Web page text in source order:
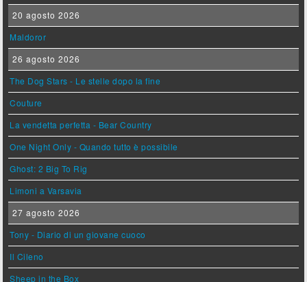
20 agosto 2026
Maldoror
26 agosto 2026
The Dog Stars - Le stelle dopo la fine
Couture
La vendetta perfetta - Bear Country
One Night Only - Quando tutto è possibile
Ghost: 2 Big To Rig
Limoni a Varsavia
27 agosto 2026
Tony - Diario di un giovane cuoco
Il Cileno
Sheep in the Box